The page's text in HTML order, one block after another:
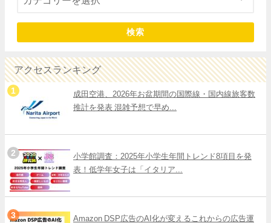
検索
アクセスランキング
成田空港、2026年お盆期間の国際線・国内線旅客数
推計を発表 混雑予想で早め...
小学館調査：2025年小学生年間トレンド8項目を発
表！低学年女子は「イタリア...
Amazon DSP広告のAI化が変えるこれからの広告運